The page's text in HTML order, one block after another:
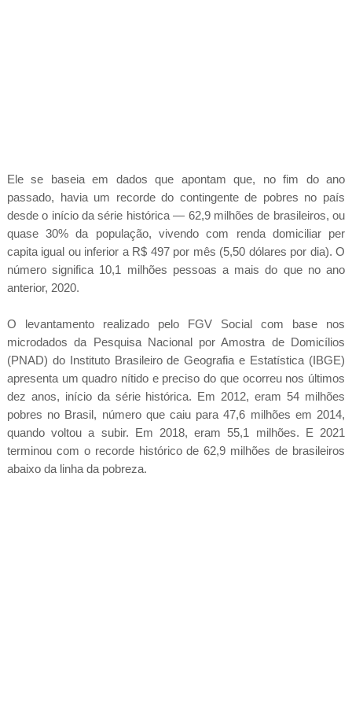
Ele se baseia em dados que apontam que, no fim do ano
passado, havia um recorde do contingente de pobres no país
desde o início da série histórica — 62,9 milhões de brasileiros, ou
quase 30% da população, vivendo com renda domiciliar per
capita igual ou inferior a R$ 497 por mês (5,50 dólares por dia). O
número significa 10,1 milhões pessoas a mais do que no ano
anterior, 2020.
O levantamento realizado pelo FGV Social com base nos
microdados da Pesquisa Nacional por Amostra de Domicílios
(PNAD) do Instituto Brasileiro de Geografia e Estatística (IBGE)
apresenta um quadro nítido e preciso do que ocorreu nos últimos
dez anos, início da série histórica. Em 2012, eram 54 milhões
pobres no Brasil, número que caiu para 47,6 milhões em 2014,
quando voltou a subir. Em 2018, eram 55,1 milhões. E 2021
terminou com o recorde histórico de 62,9 milhões de brasileiros
abaixo da linha da pobreza.